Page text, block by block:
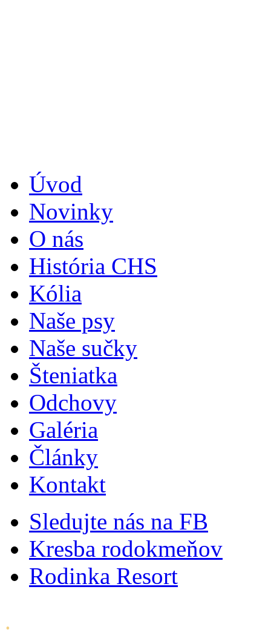
Úvod
Novinky
O nás
História CHS
Kólia
Naše psy
Naše sučky
Šteniatka
Odchovy
Galéria
Články
Kontakt
Sledujte nás na FB
Kresba rodokmeňov
Rodinka Resort
.